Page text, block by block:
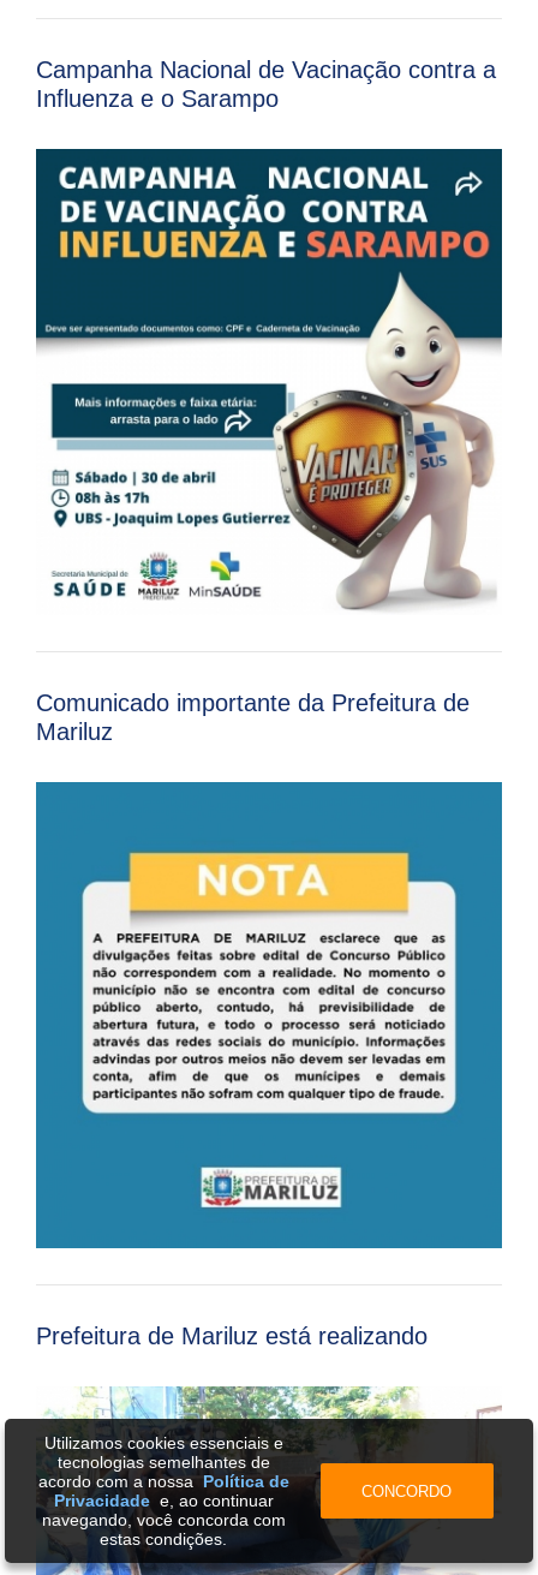
Campanha Nacional de Vacinação contra a
Influenza e o Sarampo
Comunicado importante da Prefeitura de
Mariluz
Prefeitura de Mariluz está realizando
Utilizamos cookies essenciais e
tecnologias semelhantes de
acordo com a nossaPolítica de
Privacidadee, ao continuar
navegando, você concorda com
estas condições.
CONCORDO